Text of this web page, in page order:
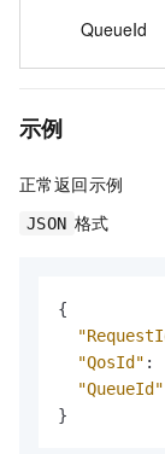
QueueId
示例
正常返回示例
JSON 格式
{
"QosId" :
"QueueId"
}